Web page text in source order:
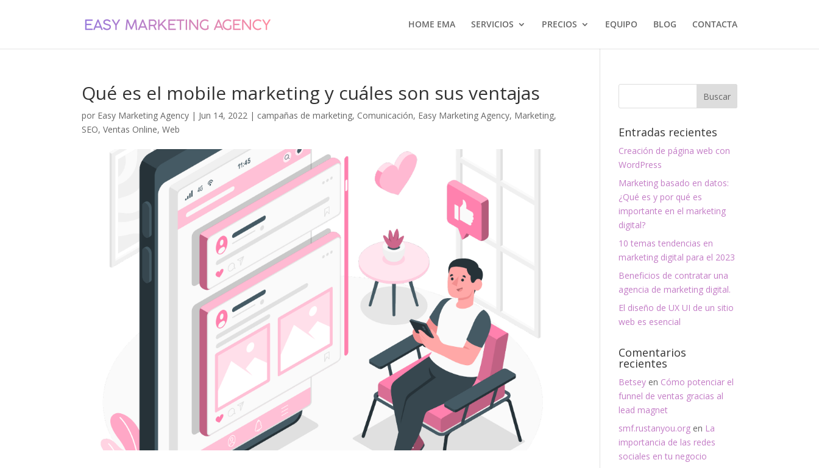
HOME EMA SERVICIOS PRECIOS EQUIPO BLOG CONTACTA
Qué es el mobile marketing y cuáles son sus ventajas
por Easy Marketing Agency | Jun 14, 2022 | campañas de marketing, Comunicación, Easy Marketing Agency, Marketing,
SEO,Ventas Online,Web Entradas recientes
Creación de página web con
WordPress
Marketing basado en datos:
¿Qué es y por qué es
importante en el marketing
digital?
10 temas tendencias en
marketing digital para el 2023
Beneficios de contratar una
agencia de marketing digital.
El diseño de UX UI de un sitio
web es esencial
Comentarios
recientes
Betsey en Cómo potenciar el
funnel de ventas gracias al
lead magnet
smf.rustanyou.org en La
importancia de las redes
sociales en tu negocio